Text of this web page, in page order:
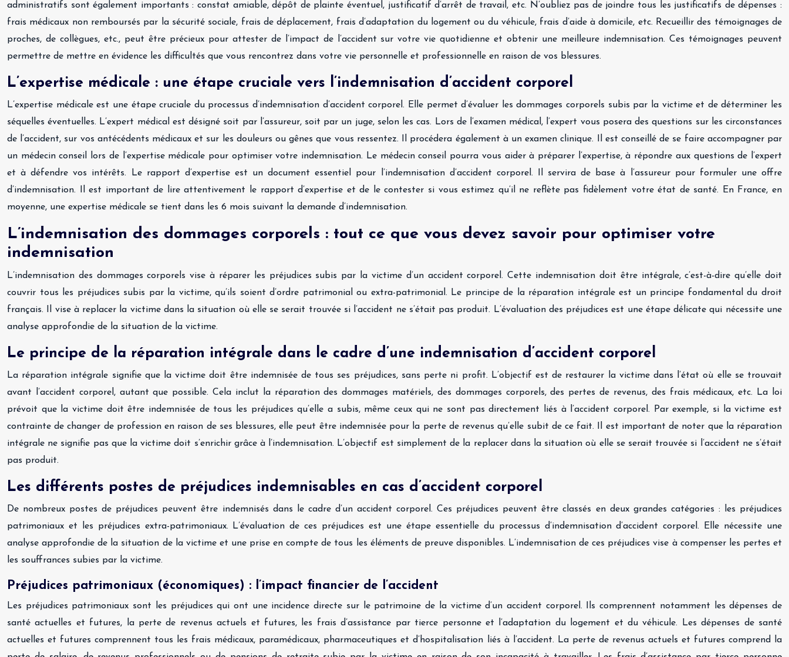
administratifs sont également importants : constat amiable, dépôt de plainte éventuel, justificatif d’arrêt de travail, etc. N’oubliez pas de joindre tous les justificatifs de dépenses :
frais médicaux non remboursés par la sécurité sociale, frais de déplacement, frais d’adaptation du logement ou du véhicule, frais d’aide à domicile, etc. Recueillir des témoignages de
proches, de collègues, etc., peut être précieux pour attester de l’impact de l’accident sur votre vie quotidienne et obtenir une meilleure indemnisation. Ces témoignages peuvent
permettre de mettre en évidence les difficultés que vous rencontrez dans votre vie personnelle et professionnelle en raison de vos blessures.
L’expertise médicale : une étape cruciale vers l’indemnisation d’accident corporel
L’expertise médicale est une étape cruciale du processus d’indemnisation d’accident corporel. Elle permet d’évaluer les dommages corporels subis par la victime et de déterminer les
séquelles éventuelles. L’expert médical est désigné soit par l’assureur, soit par un juge, selon les cas. Lors de l’examen médical, l’expert vous posera des questions sur les circonstances
de l’accident, sur vos antécédents médicaux et sur les douleurs ou gênes que vous ressentez. Il procédera également à un examen clinique. Il est conseillé de se faire accompagner par
un médecin conseil lors de l’expertise médicale pour optimiser votre indemnisation. Le médecin conseil pourra vous aider à préparer l’expertise, à répondre aux questions de l’expert
et à défendre vos intérêts. Le rapport d’expertise est un document essentiel pour l’indemnisation d’accident corporel. Il servira de base à l’assureur pour formuler une offre
d’indemnisation. Il est important de lire attentivement le rapport d’expertise et de le contester si vous estimez qu’il ne reflète pas fidèlement votre état de santé. En France, en
moyenne, une expertise médicale se tient dans les 6 mois suivant la demande d’indemnisation.
L’indemnisation des dommages corporels : tout ce que vous devez savoir pour optimiser votre
indemnisation
L’indemnisation des dommages corporels vise à réparer les préjudices subis par la victime d’un accident corporel. Cette indemnisation doit être intégrale, c’est-à-dire qu’elle doit
couvrir tous les préjudices subis par la victime, qu’ils soient d’ordre patrimonial ou extra-patrimonial. Le principe de la réparation intégrale est un principe fondamental du droit
français. Il vise à replacer la victime dans la situation où elle se serait trouvée si l’accident ne s’était pas produit. L’évaluation des préjudices est une étape délicate qui nécessite une
analyse approfondie de la situation de la victime.
Le principe de la réparation intégrale dans le cadre d’une indemnisation d’accident corporel
La réparation intégrale signifie que la victime doit être indemnisée de tous ses préjudices, sans perte ni profit. L’objectif est de restaurer la victime dans l’état où elle se trouvait
avant l’accident corporel, autant que possible. Cela inclut la réparation des dommages matériels, des dommages corporels, des pertes de revenus, des frais médicaux, etc. La loi
prévoit que la victime doit être indemnisée de tous les préjudices qu’elle a subis, même ceux qui ne sont pas directement liés à l’accident corporel. Par exemple, si la victime est
contrainte de changer de profession en raison de ses blessures, elle peut être indemnisée pour la perte de revenus qu’elle subit de ce fait. Il est important de noter que la réparation
intégrale ne signifie pas que la victime doit s’enrichir grâce à l’indemnisation. L’objectif est simplement de la replacer dans la situation où elle se serait trouvée si l’accident ne s’était
pas produit.
Les différents postes de préjudices indemnisables en cas d’accident corporel
De nombreux postes de préjudices peuvent être indemnisés dans le cadre d’un accident corporel. Ces préjudices peuvent être classés en deux grandes catégories : les préjudices
patrimoniaux et les préjudices extra-patrimoniaux. L’évaluation de ces préjudices est une étape essentielle du processus d’indemnisation d’accident corporel. Elle nécessite une
analyse approfondie de la situation de la victime et une prise en compte de tous les éléments de preuve disponibles. L’indemnisation de ces préjudices vise à compenser les pertes et
les souffrances subies par la victime.
Préjudices patrimoniaux (économiques) : l’impact financier de l’accident
Les préjudices patrimoniaux sont les préjudices qui ont une incidence directe sur le patrimoine de la victime d’un accident corporel. Ils comprennent notamment les dépenses de
santé actuelles et futures, la perte de revenus actuels et futures, les frais d’assistance par tierce personne et l’adaptation du logement et du véhicule. Les dépenses de santé
actuelles et futures comprennent tous les frais médicaux, paramédicaux, pharmaceutiques et d’hospitalisation liés à l’accident. La perte de revenus actuels et futures comprend la